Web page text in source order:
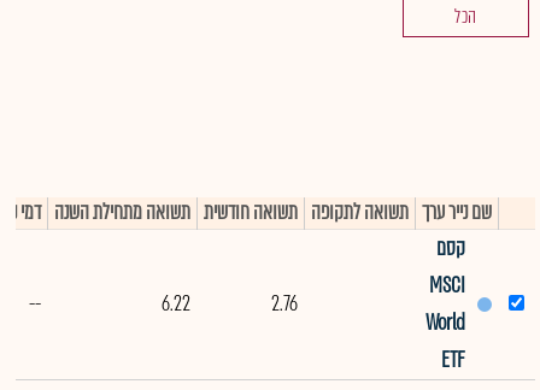
הכל
שם נייר ערך תשואה לתקופה תשואה חודשית תשואה מתחילת השנה דמי
קסם
MSCI
World
ETF
2.76
6.22
--